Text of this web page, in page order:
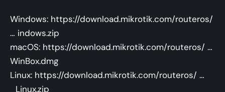
Windows: https://download.mikrotik.com/routeros/
… indows.zip
macOS: https://download.mikrotik.com/routeros/ …
WinBox.dmg
Linux: https://download.mikrotik.com/routeros/ …
_Linux.zip